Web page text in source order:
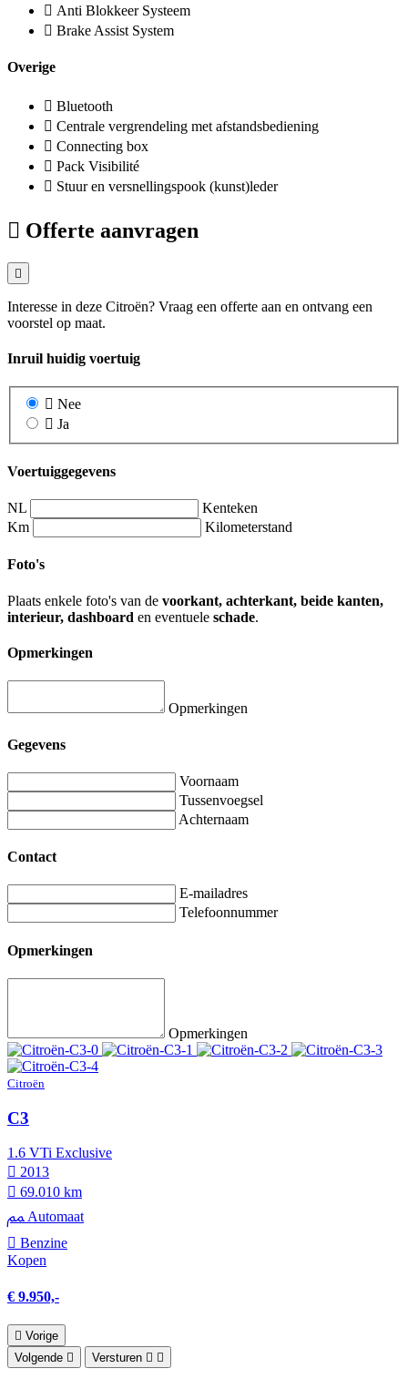
Anti Blokkeer Systeem
Brake Assist System
Overige
Bluetooth
Centrale vergrendeling met afstandsbediening
Connecting box
Pack Visibilité
Stuur en versnellingspook (kunst)leder
Offerte aanvragen
Interesse in deze Citroën? Vraag een offerte aan en ontvang een
voorstel op maat.
Inruil huidig voertuig
Nee
Ja
Voertuiggegevens
NL
Kenteken
Km
Kilometerstand
Foto's
Plaats enkele foto's van de voorkant, achterkant, beide kanten,
interieur, dashboard en eventuele schade.
Opmerkingen
Opmerkingen
Gegevens
Voornaam
Tussenvoegsel
Achternaam
Contact
E-mailadres
Telefoonnummer
Opmerkingen
Opmerkingen
Citroën
C3
1.6 VTi Exclusive
2013
69.010 km
Automaat
Benzine
Kopen
€ 9.950,-
Vorige
Volgende
Versturen